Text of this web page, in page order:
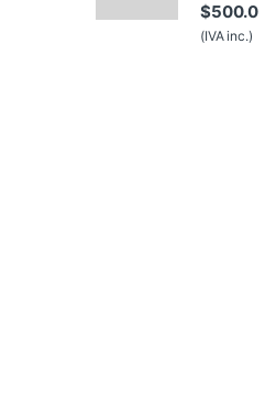
$500.0
(IVA inc.)